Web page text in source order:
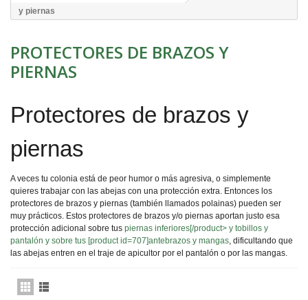
y piernas
PROTECTORES DE BRAZOS Y
PIERNAS
Protectores de brazos y
piernas
A veces tu colonia está de peor humor o más agresiva, o simplemente
quieres trabajar con las abejas con una protección extra. Entonces los
protectores de brazos y piernas (también llamados polainas) pueden ser
muy prácticos. Estos protectores de brazos y/o piernas aportan justo esa
protección adicional sobre tus piernas inferiores[/product> y tobillos y
pantalón y sobre tus [product id=707]antebrazos y mangas , dificultando que
las abejas entren en el traje de apicultor por el pantalón o por las mangas.